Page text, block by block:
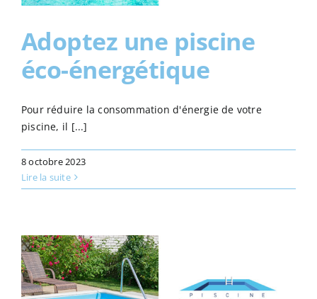
Adoptez une piscine
éco-énergétique
Pour réduire la consommation d'énergie de votre
piscine, il [...]
8 octobre 2023
Lire la suite